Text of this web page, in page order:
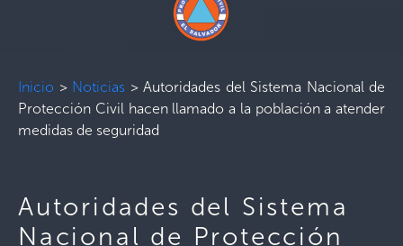
Inicio > Noticias > Autoridades del Sistema Nacional de
Protección Civil hacen llamado a la población a atender
medidas de seguridad
Autoridades del Sistema
Nacional de Protección